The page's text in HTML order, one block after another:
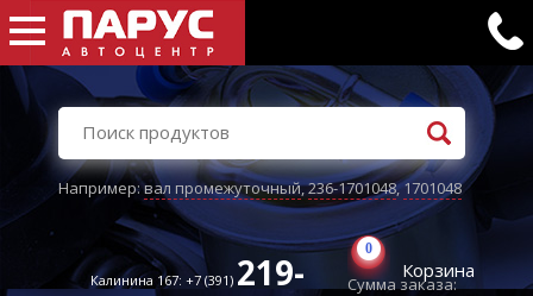
Например:вал промежуточный,236-1701048,1701048
Калинина 167: +7 (391) 219-
0
Корзина
Сумма заказа: